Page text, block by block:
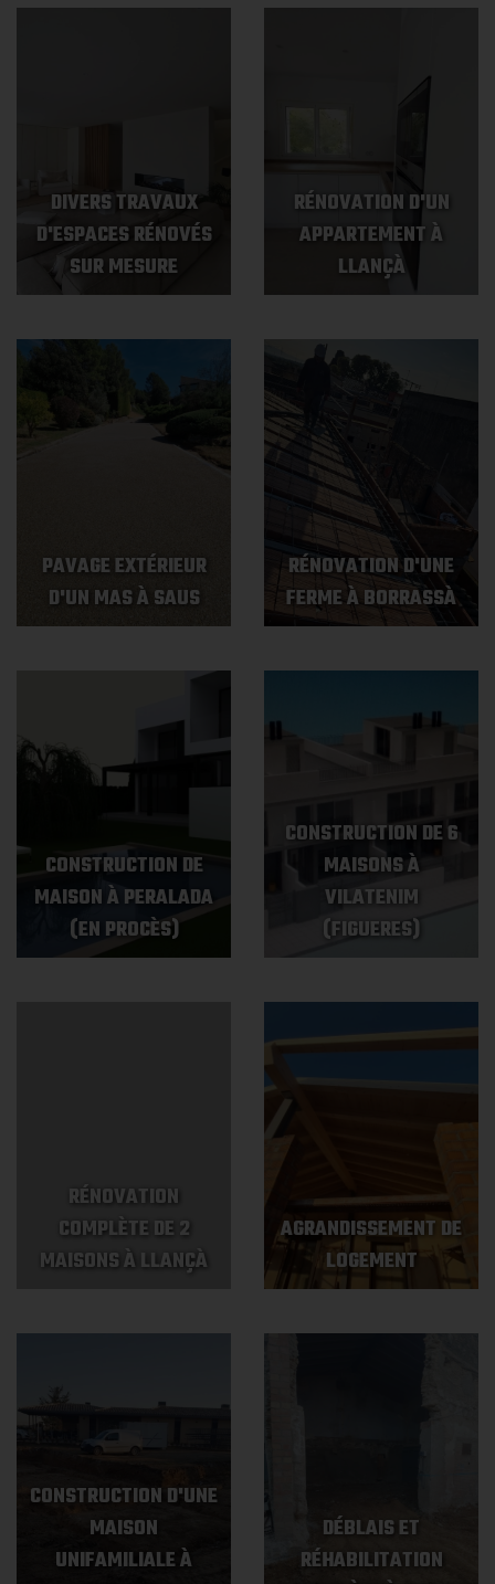
DIVERS TRAVAUX
D'ESPACES RÉNOVÉS
SUR MESURE
RÉNOVATION D'UN
APPARTEMENT À
LLANÇÀ
PAVAGE EXTÉRIEUR
D'UN MAS À SAUS
RÉNOVATION D'UNE
FERME À BORRASSÀ
CONSTRUCTION DE
MAISON À PERALADA
(EN PROCÈS)
CONSTRUCTION DE 6
MAISONS À
VILATENIM
(FIGUERES)
RÉNOVATION
COMPLÈTE DE 2
MAISONS À LLANÇÀ
AGRANDISSEMENT DE
LOGEMENT
CONSTRUCTION D'UNE
MAISON
UNIFAMILIALE À
DÉBLAIS ET
RÉHABILITATION